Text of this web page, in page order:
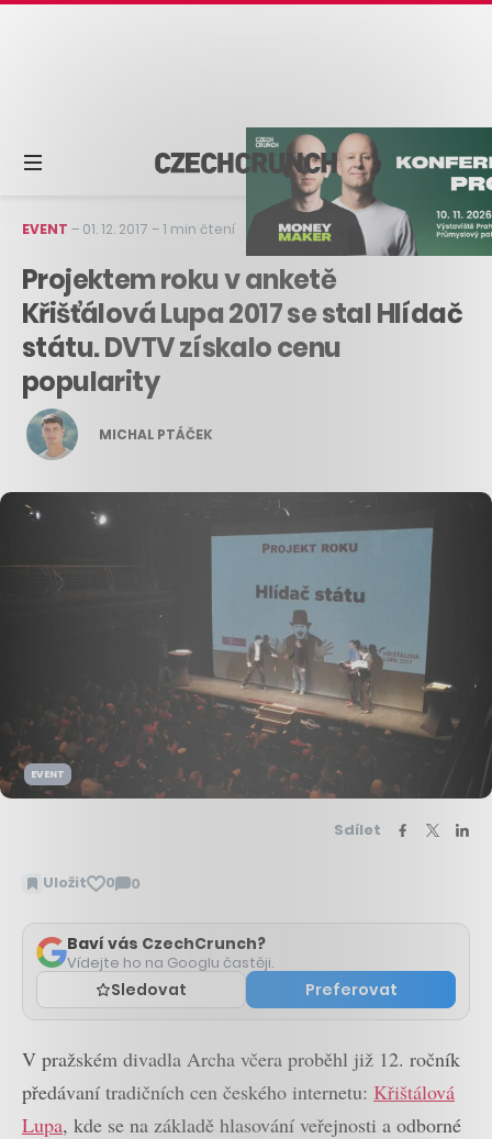
EVENT – 01. 12. 2017 –1 min čtení
Projektem roku v anketě
Křišťálová Lupa 2017 se stal Hlídač
státu. DVTV získalo cenu
popularity
MICHAL PTÁČEK
EVENT
Sdílet
Uložit 0 0
Zobrazit
Baví vás CzechCrunch?
Vídejte ho na Googlu častěji.
Sledovat Preferovat
V pražském divadla Archa včera proběhl již 12. ročník
předávaní tradičních cen českého internetu: Křištálová
Lupa, kde se na základě hlasování veřejnosti a odborné